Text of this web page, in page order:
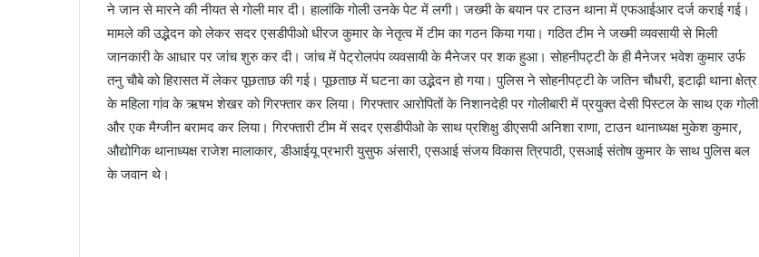
ने जान से मारने की नीयत से गाेली मार दी। हालांकि गाेली उनके पेट में लगी। जख्मी के बयान पर टाउन थाना में एफआईआर दर्ज कराई गई।
मामले की उद्भेदन काे लेकर सदर एसडीपीओ धीरज कुमार के नेतृत्व में टीम का गठन किया गया। गठित टीम ने जख्मी व्यवसायी से मिली
जानकारी के आधार पर जांच शुरु कर दी। जांच में पेट्रोलपंप व्यवसायी के मैनेजर पर शक हुआ। साेहनीपट्टी के ही मैनेजर भवेश कुमार उर्फ
तनु चाैबे काे हिरासत में लेकर पूछताछ की गई। पूछताछ में घटना का उद्भेदन हाे गया। पुलिस ने सोहनीपट्टी के जतिन चौधरी, इटाढ़ी थाना क्षेत्र
के महिला गांव के ऋषभ शेखर काे गिरफ्तार कर लिया। गिरफ्तार आरोपितों के निशानदेही पर गोलीबारी में प्रयुक्त देसी पिस्टल के साथ एक गाेली
और एक मैग्जीन बरामद कर लिया। गिरफ्तारी टीम में सदर एसडीपीओ के साथ प्रशिक्षु डीएसपी अनिशा राणा, टाउन थानाध्यक्ष मुकेश कुमार,
औद्योगिक थानाध्यक्ष राजेश मालाकार, डीआईयू प्रभारी युसुफ अंसारी, एसआई संजय विकास त्रिपाठी, एसआई संतोष कुमार के साथ पुलिस बल
के जवान थे।